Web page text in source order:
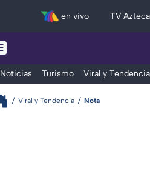
en vivo TV Azteca
Noticias Turismo Viral y Tendencia
Viral y Tendencia Nota